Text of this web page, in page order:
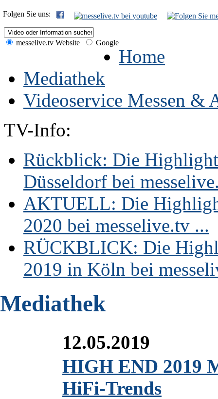
Folgen Sie uns:
messelive.tv Website Google
Home
Mediathek
Videoservice Messen &
TV-Info:
Rückblick: Die
Düsseldorf bei
AKTUELL: Die
2020 bei messelive.tv ...
RÜCKBLICK: Die
2019 in Köln bei
Mediathek
12.05.2019
HIGH END 2019
HiFi-Trends